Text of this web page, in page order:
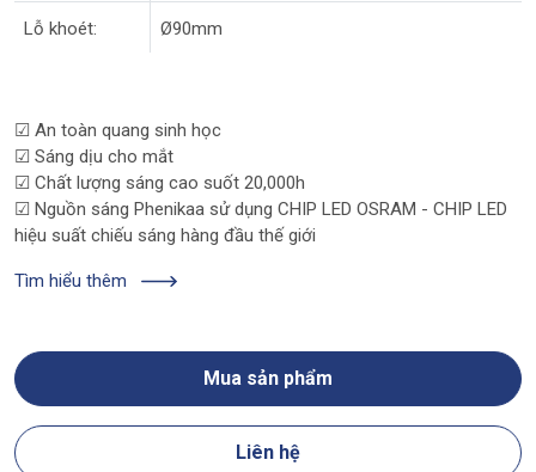
Lỗ khoét: Ø90mm
☑ An toàn quang sinh học
☑ Sáng dịu cho mắt
☑ Chất lượng sáng cao suốt 20,000h
☑ Nguồn sáng Phenikaa sử dụng CHIP LED OSRAM - CHIP LED
hiệu suất chiếu sáng hàng đầu thế giới
Tìm hiểu thêm
Mua sản phẩm
Liên hệ